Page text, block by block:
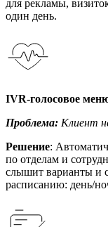
для рекламы,
один день.
IVR-голосовое
Проблема: Клиент
Решение:
по отделам и
слышит варианты и
расписанию: день/